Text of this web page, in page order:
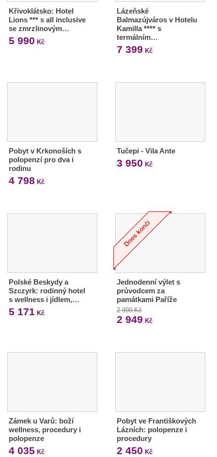
Křivoklátsko: Hotel
Lions *** s all inclusive
se zmrzlinovým…
5 990 Kč
Lázeňské
Balmazújváros v Hotelu
Kamilla **** s
termálním…
7 399 Kč
Pobyt v Krkonoších s
polopenzí pro dva i
rodinu
4 798 Kč
Tučepi - Vila Ante
3 950 Kč
Polské Beskydy a
Szczyrk: rodinný hotel
s wellness i jídlem,…
5 171 Kč
Jednodenní výlet s
průvodcem za
památkami Paříže
2 999 Kč
2 949 Kč
Zámek u Varů: boží
wellness, procedury i
polopenze
4 035 Kč
Pobyt ve Františkových
Lázních: polopenze i
procedury
2 450 Kč